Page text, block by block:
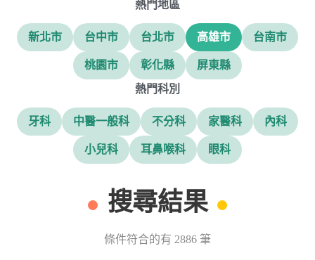
熱門地區
新北市 台中市 台北市 高雄市 台南市
桃園市 彰化縣
屏東縣
熱門科別
牙科 中醫一般科 不分科 家醫科 內科
小兒科 耳鼻喉科 眼科
搜尋結果
條件符合的有 2886 筆